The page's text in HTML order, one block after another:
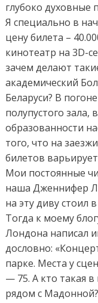
глубоко духовные
Я специально в
цену билета –
кинотеатр на 3D-
зачем делают
академический
Беларуси? В
полупустого зала,
образованности
того, что на
билетов
Мои постоянные
наша Дженнифер
на эту диву стоил
Тогда к моему
Лондона написал
дословно:
парке. Места у
— 75. А кто такая
рядом с